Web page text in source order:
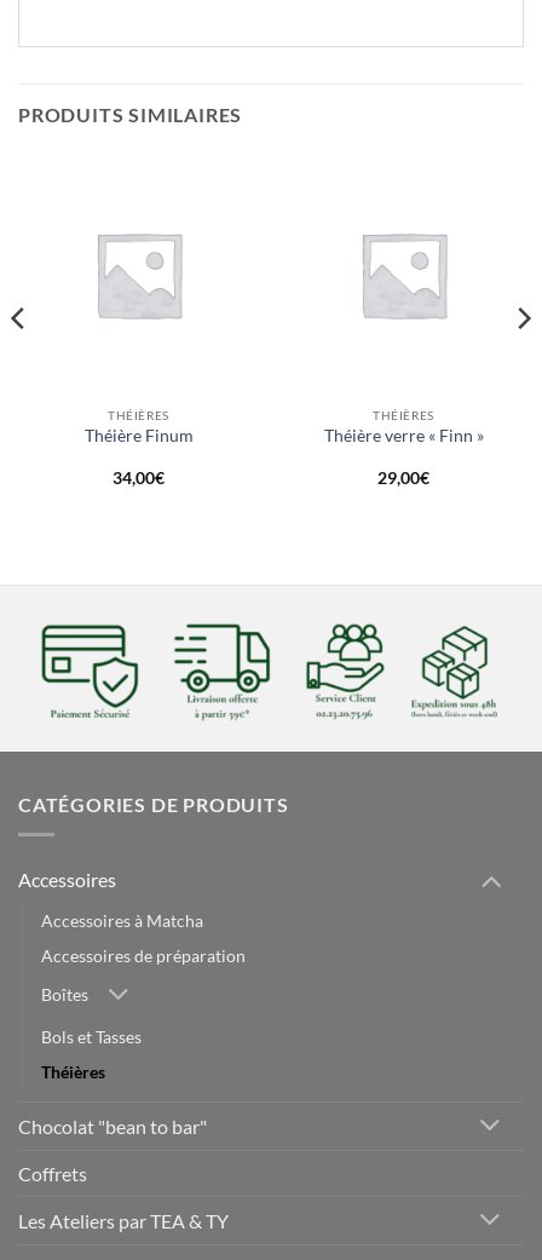
PRODUITS SIMILAIRES
THÉIÈRES
Théière Finum
34,00€
THÉIÈRES
Théière verre « Finn »
29,00€
CATÉGORIES DE PRODUITS
Accessoires
Accessoires à Matcha
Accessoires de préparation
Boîtes
Bols et Tasses
Théières
Chocolat "bean to bar"
Coffrets
Les Ateliers par TEA & TY